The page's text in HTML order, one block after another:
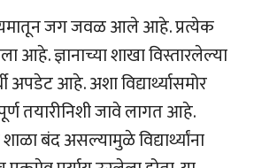
जग जवळ आले आहे. प्रत्येक
आहे. ज्ञानाच्या शाखा विस्तारलेल्या
अपडेट आहे. अशा विद्यार्थ्यासमोर
तयारीनिशी जावे लागत आहे.
बंद असल्यामुळे विद्यार्थ्यांना